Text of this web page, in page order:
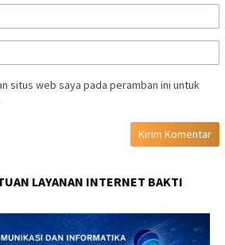
situs web saya pada peramban ini untuk
LAYANAN INTERNET BAKTI